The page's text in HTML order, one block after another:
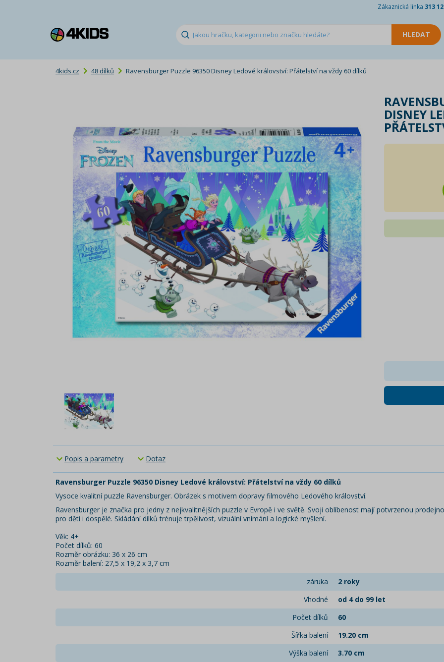
Zákaznická linka 313
4kids.cz 48 dílků Ravensburger Puzzle 96350 Disney Ledové království: Přátelství na vždy 60 dílků
DISNEY
Popis a parametry Dotaz
Ravensburger Puzzle 96350 Disney Ledové království: Přátelství na vždy 60 dílků
Vysoce kvalitní puzzle Ravensburger. Obrázek s motivem dopravy filmového Ledového království.
Ravensburger je značka pro jedny z nejkvalitnějších puzzle v Evropě i ve světě. Svoji oblíbenost mají potvrzenou
pro děti i dospělé. Skládání dílků trénuje trpělivost, vizuální vnímání a logické myšlení.
Věk: 4+
Počet dílků: 60
Rozměr obrázku: 36 x 26 cm
Rozměr balení: 27,5 x 19,2 x 3,7 cm
záruka
2 roky
Vhodné
od 4 do 99 let
Počet dílků
60
Šířka balení
19.20 cm
Výška balení
3.70 cm